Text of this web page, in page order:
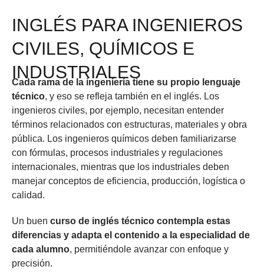
INGLÉS PARA INGENIEROS
CIVILES, QUÍMICOS E
INDUSTRIALES
Cada rama de la ingeniería tiene su propio lenguaje
técnico, y eso se refleja también en el inglés. Los
ingenieros civiles, por ejemplo, necesitan entender
términos relacionados con estructuras, materiales y obra
pública. Los ingenieros químicos deben familiarizarse
con fórmulas, procesos industriales y regulaciones
internacionales, mientras que los industriales deben
manejar conceptos de eficiencia, producción, logística o
calidad.
Un buen curso de inglés técnico contempla estas
diferencias y adapta el contenido a la especialidad de
cada alumno, permitiéndole avanzar con enfoque y
precisión.